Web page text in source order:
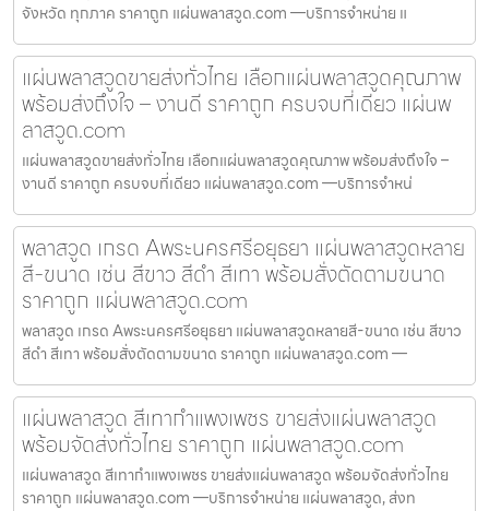
จังหวัด ทุกภาค ราคาถูก แผ่นพลาสวูด.com —บริการจำหน่าย แ
แผ่นพลาสวูดขายส่งทั่วไทย เลือกแผ่นพลาสวูดคุณภาพ
พร้อมส่งถึงใจ – งานดี ราคาถูก ครบจบที่เดียว แผ่นพ
ลาสวูด.com
แผ่นพลาสวูดขายส่งทั่วไทย เลือกแผ่นพลาสวูดคุณภาพ พร้อมส่งถึงใจ –
งานดี ราคาถูก ครบจบที่เดียว แผ่นพลาสวูด.com —บริการจำหน่
พลาสวูด เกรด Aพระนครศรีอยุธยา แผ่นพลาสวูดหลาย
สี-ขนาด เช่น สีขาว สีดำ สีเทา พร้อมสั่งตัดตามขนาด
ราคาถูก แผ่นพลาสวูด.com
พลาสวูด เกรด Aพระนครศรีอยุธยา แผ่นพลาสวูดหลายสี-ขนาด เช่น สีขาว
สีดำ สีเทา พร้อมสั่งตัดตามขนาด ราคาถูก แผ่นพลาสวูด.com —
แผ่นพลาสวูด สีเทากำแพงเพชร ขายส่งแผ่นพลาสวูด
พร้อมจัดส่งทั่วไทย ราคาถูก แผ่นพลาสวูด.com
แผ่นพลาสวูด สีเทากำแพงเพชร ขายส่งแผ่นพลาสวูด พร้อมจัดส่งทั่วไทย
ราคาถูก แผ่นพลาสวูด.com —บริการจำหน่าย แผ่นพลาสวูด, ส่งท